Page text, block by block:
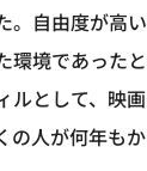
。自由度が高
環境であった
ルとして、映
の人が何年も